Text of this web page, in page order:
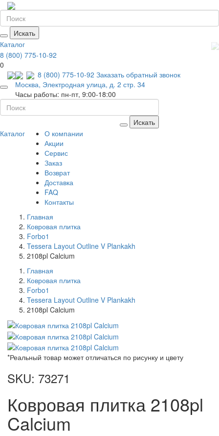
Искать
Каталог
8 (800) 775-10-92
0
8 (800) 775-10-92 Заказать обратный звонок
Москва, Электродная улица, д. 2 стр. 34
Часы работы: пн-пт, 9:00-18:00
Искать
Каталог
О компании
Акции
Сервис
Заказ
Возврат
Доставка
FAQ
Контакты
Главная
Ковровая плитка
Forbo1
Tessera Layout Outline V Plankakh
2108pl Calcium
Главная
Ковровая плитка
Forbo1
Tessera Layout Outline V Plankakh
2108pl Calcium
*Реальный товар может отличаться по рисунку и цвету
SKU: 73271
Ковровая плитка 2108pl
Calcium